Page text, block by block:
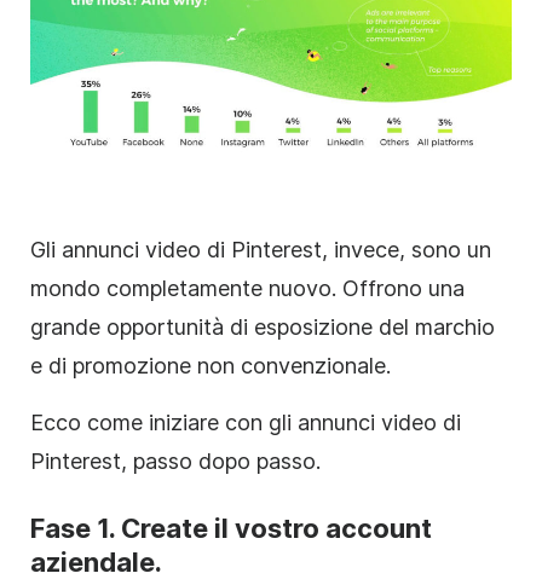
Gli annunci video di Pinterest, invece, sono un
mondo completamente nuovo. Offrono una
grande opportunità di esposizione del marchio
e di promozione non convenzionale.
Ecco come iniziare con gli annunci video di
Pinterest, passo dopo passo.
Fase 1. Create il vostro account
aziendale.